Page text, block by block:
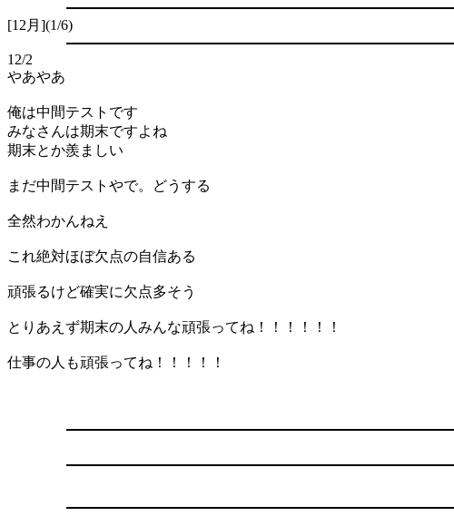
[12月](1/6)
12/2
やあやあ
俺は中間テストです
みなさんは期末ですよね
期末とか羨ましい
まだ中間テストやで。どうする
全然わかんねえ
これ絶対ほぼ欠点の自信ある
頑張るけど確実に欠点多そう
とりあえず期末の人みんな頑張ってね！！！！！！
仕事の人も頑張ってね！！！！！